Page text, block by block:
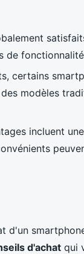
de
certains
modèles
incluent
d'un
d'achat qui